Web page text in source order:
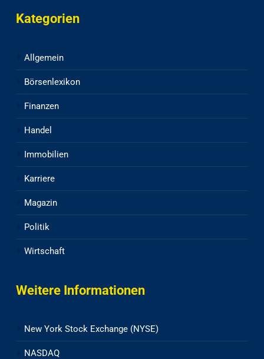
Kategorien
Allgemein
Börsenlexikon
Finanzen
Handel
Immobilien
Karriere
Magazin
Politik
Wirtschaft
Weitere Informationen
New York Stock Exchange (NYSE)
NASDAQ